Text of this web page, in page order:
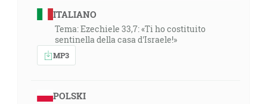
ITALIANO
Tema: Ezechiele 33,7: «Ti ho costituito
sentinella della casa d'Israele!»
MP3
POLSKI